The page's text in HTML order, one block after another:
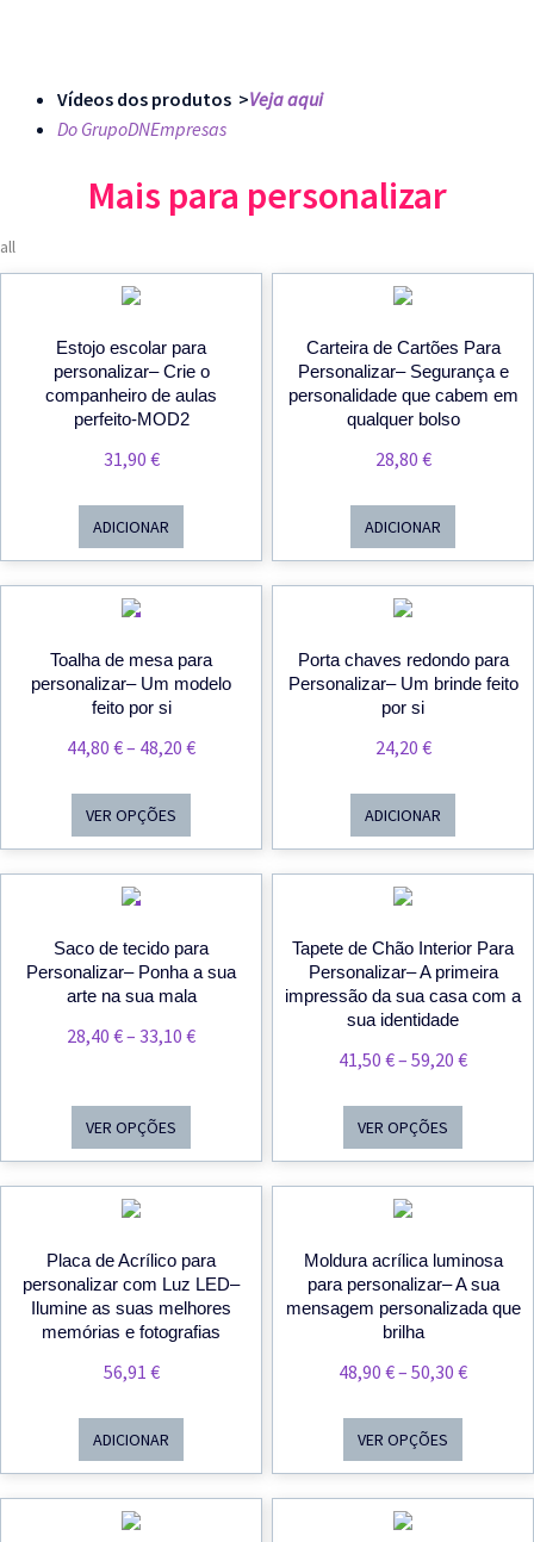
Vídeos dos produtos >Veja aqui
Do GrupoDNEmpresas
Mais para personalizar
all
Estojo escolar para
personalizar– Crie o
companheiro de aulas
perfeito-MOD2
31,90 €
ADICIONAR
Carteira de Cartões Para
Personalizar– Segurança e
personalidade que cabem em
qualquer bolso
28,80 €
ADICIONAR
Toalha de mesa para
personalizar– Um modelo
feito por si
44,80 €– 48,20 €Price
48,20 €
VER OPÇÕES
Porta chaves redondo para
Personalizar– Um brinde feito
por si
24,20 €
ADICIONAR
Saco de tecido para
Personalizar– Ponha a sua
arte na sua mala
28,40 €– 33,10 €Price
33,10 €
VER OPÇÕES
Tapete de Chão Interior Para
Personalizar– A primeira
impressão da sua casa com a
sua identidade
41,50 €– 59,20 €Price
59,20 €
VER OPÇÕES
Placa de Acrílico para
personalizar com Luz LED–
Ilumine as suas melhores
memórias e fotografias
56,91 €
ADICIONAR
Moldura acrílica luminosa
para personalizar– A sua
mensagem personalizada que
brilha
48,90 €– 50,30 €Price
50,30 €
VER OPÇÕES